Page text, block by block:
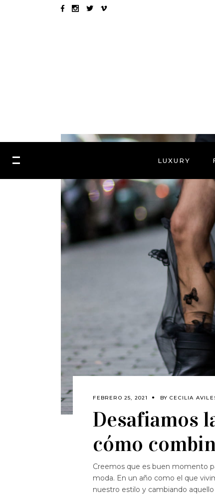
LUXURY
FEBRERO 25, 2021 BYCECILIA
Desafiamos
cómo
Creemos que es buen momento
moda. En un año como el que
nuestro estilo y cambiando